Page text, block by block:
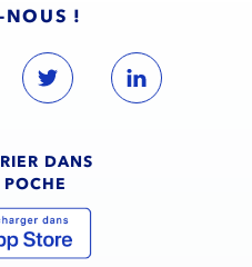
NOUS !
DANS